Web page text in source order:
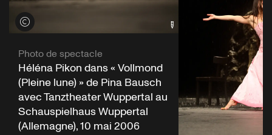
Voir les crédits
Photo de spectacle
Héléna Pikon dans « Vollmond
(Pleine lune) » de Pina Bausch
avec Tanztheater Wuppertal au
Schauspielhaus Wuppertal
(Allemagne), 10 mai 2006